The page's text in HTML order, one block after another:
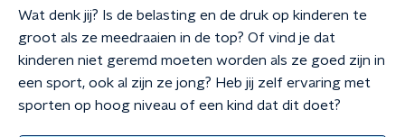
Wat denk jij? Is de belasting en de druk op kinderen te
groot als ze meedraaien in de top? Of vind je dat
kinderen niet geremd moeten worden als ze goed zijn in
een sport, ook al zijn ze jong? Heb jij zelf ervaring met
sporten op hoog niveau of een kind dat dit doet?